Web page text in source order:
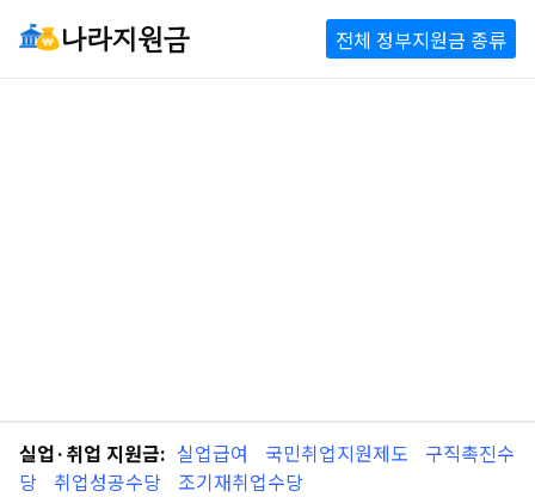
나라지원금 전체 정부지원금 종류
실업·취업 지원금: 실업급여 국민취업지원제도
구직촉진수
당
취업성공수당 조기재취업수당